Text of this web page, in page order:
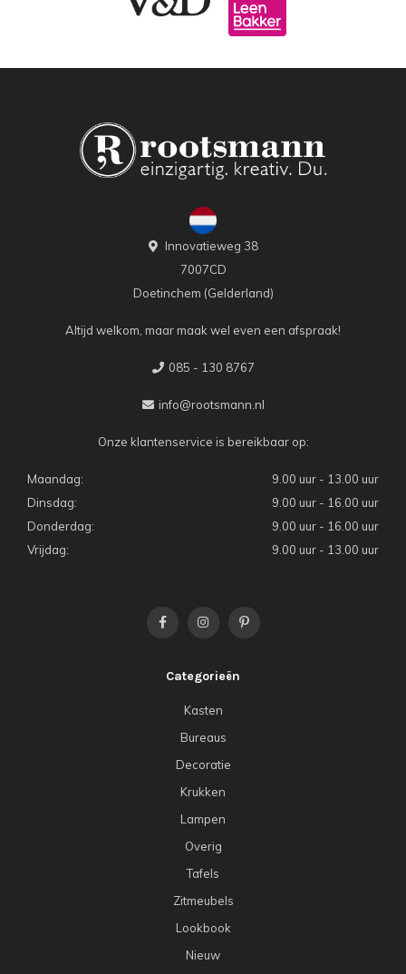
Innovatieweg 38
7007CD
Doetinchem (Gelderland)
Altijd welkom, maar maak wel even een afspraak!
085 - 130 8767
info@rootsmann.nl
Onze klantenservice is bereikbaar op:
Maandag:
9.00 uur - 13.00 uur
Dinsdag:
9.00 uur - 16.00 uur
Donderdag:
9.00 uur - 16.00 uur
Vrijdag:
9.00 uur - 13.00 uur
Categorieën
Kasten
Bureaus
Decoratie
Krukken
Lampen
Overig
Tafels
Zitmeubels
Lookbook
Nieuw